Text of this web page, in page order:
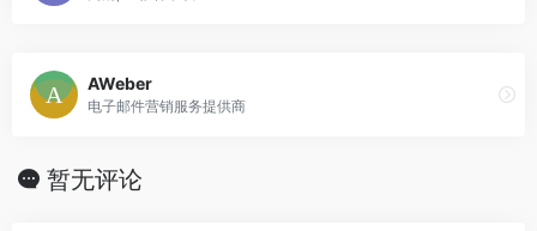
AWeber
电子邮件营销服务提供商
暂无评论